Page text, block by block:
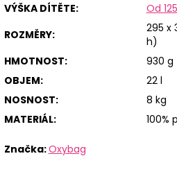
VÝŠKA DÍTĚTE:
Od
ROZMĚRY:
295 x
h)
HMOTNOST:
930 g
OBJEM:
22 l
NOSNOST:
8 kg
MATERIÁL: 100%
Značka:Oxybag